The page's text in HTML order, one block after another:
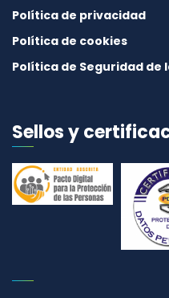
Política de privacidad
Política de cookies
Política de Seguridad de
Sellos y